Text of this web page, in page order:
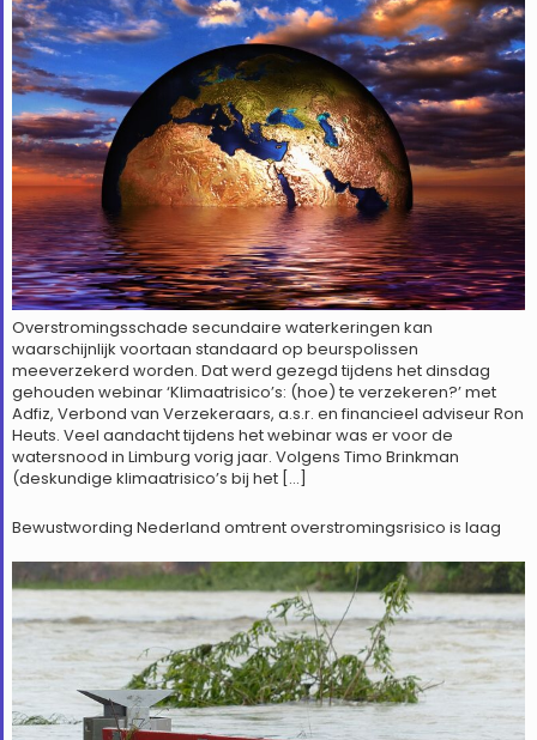
Overstromingsschade secundaire waterkeringen kan
waarschijnlijk voortaan standaard op beurspolissen
meeverzekerd worden. Dat werd gezegd tijdens het dinsdag
gehouden webinar ‘Klimaatrisico’s: (hoe) te verzekeren?’ met
Adfiz, Verbond van Verzekeraars, a.s.r. en financieel adviseur Ron
Heuts. Veel aandacht tijdens het webinar was er voor de
watersnood in Limburg vorig jaar. Volgens Timo Brinkman
(deskundige klimaatrisico’s bij het […]
Bewustwording Nederland omtrent overstromingsrisico is laag